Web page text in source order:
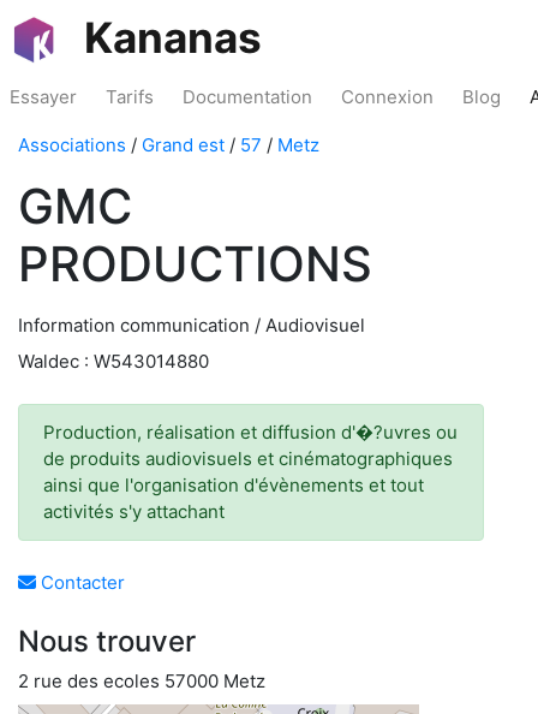
Kananas
Essayer Tarifs Documentation Connexion Blog
Associations / Grand est / 57 / Metz
GMC
PRODUCTIONS
Information communication / Audiovisuel
Waldec : W543014880
Production, réalisation et diffusion d'�?uvres ou
de produits audiovisuels et cinématographiques
ainsi que l'organisation d'évènements et tout
activités s'y attachant
Contacter
Nous trouver
2 rue des ecoles 57000 Metz